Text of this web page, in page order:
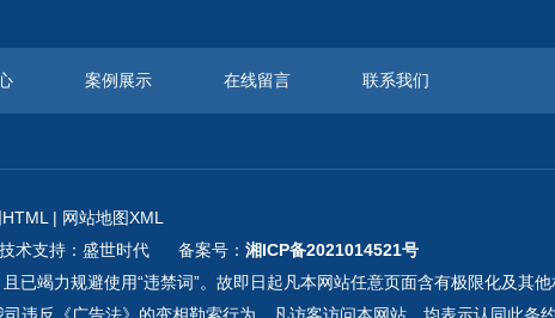
案例展示 在线留言 联系我们
| 网站地图XML
支持：盛世时代 备案号： 湘ICP备2021014521号
竭力规避使用“违禁词”。故即日起凡本网站任意页面含有极限化及其他